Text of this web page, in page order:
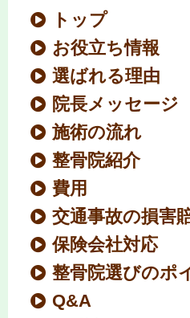
トップ
お役立ち情報
選ばれる理由
院長メッセージ
施術の流れ
整骨院紹介
費用
交通事故の損害
保険会社対応
整骨院選びのポ
Q&A